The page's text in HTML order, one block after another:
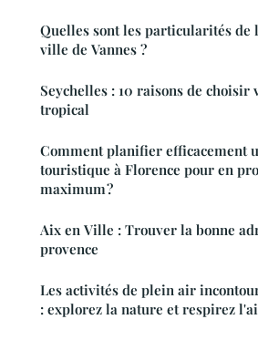
Quelles sont les particularités de
ville de Vannes ?
Seychelles : 10 raisons de choisir
tropical
Comment planifier efficacement
touristique à Florence pour en
maximum ?
Aix en Ville : Trouver la bonne
provence
Les activités de plein air
: explorez la nature et respirez